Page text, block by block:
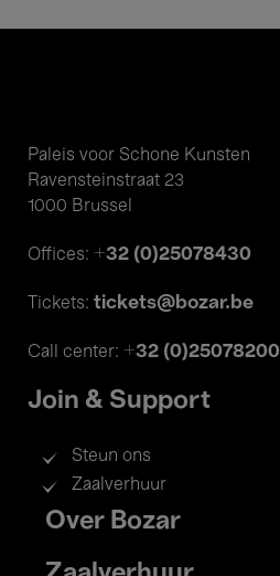
Paleis voor Schone Kunsten
Ravensteinstraat 23
1000 Brussel
Offices: +32 (0)25078430
Tickets: tickets@bozar.be
Call center: +32 (0)25078200
Join & Support
Steun ons
Zaalverhuur
Footer
menu
Over Bozar